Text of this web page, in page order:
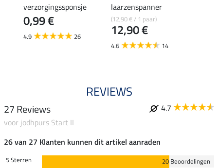
verzorgingssponsje
0,99 €
4.9 26
laarzenspanner
(12,90 € / 1 paar)
12,90 €
4.6 14
REVIEWS
27 Reviews
4.7
voor jodhpurs Start II
26 van 27 Klanten kunnen dit artikel aanraden
5 Sterren
20 Beoordelingen